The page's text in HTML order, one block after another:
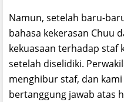
Namun, setelah baru-
bahasa kekerasan Chuu
kekuasaan terhadap staf
setelah diselidiki.
menghibur staf, dan
bertanggung jawab atas